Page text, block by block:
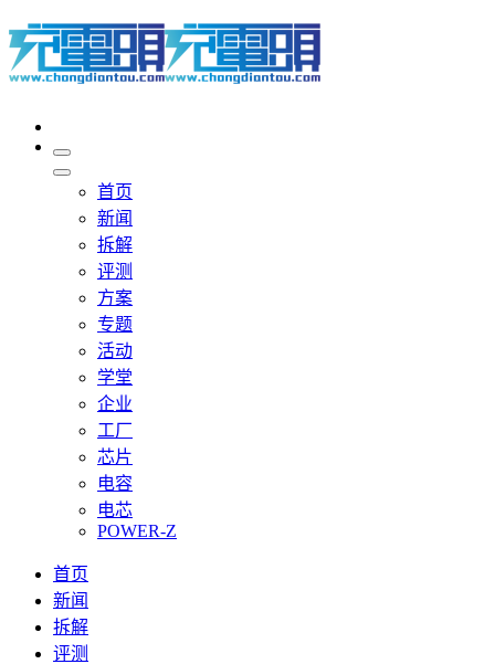
首页
新闻
拆解
评测
方案
专题
活动
学堂
企业
工厂
芯片
电容
电芯
POWER-Z
首页
新闻
拆解
评测